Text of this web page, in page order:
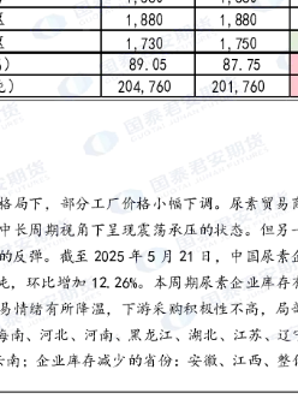
个人或机构”）发送本报告，则由该
机构以要求获悉更详细信息或进而交
本公司、本公司员工或者关联机构亦
另有说明，本报告中使用的所有商标
经国君期货或商标所有权人的书面许